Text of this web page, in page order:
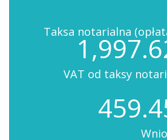
Taksa notarialna
VAT od taksy